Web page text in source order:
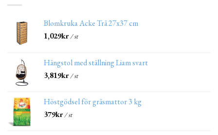
Blomkruka Acke Trä 27x37 cm
1,029kr/ st
Hängstol med ställning Liam svart
3,819kr/ st
Höstgödsel för gräsmattor 3 kg
379kr/ st